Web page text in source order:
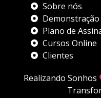
Sobre nós
Demonstração
Plano de
Cursos Online
Clientes
Realizando Sonhos